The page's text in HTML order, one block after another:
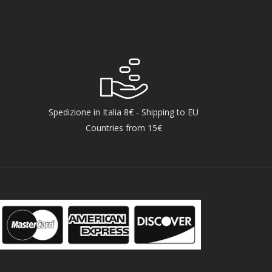
Spedizione in Italia 8€ - Shipping to EU
Countries from 15€